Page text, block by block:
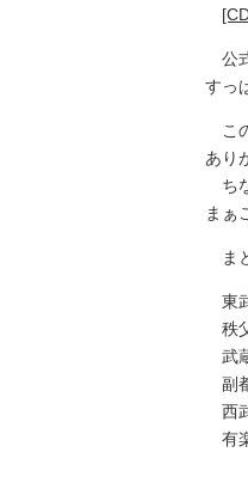
公
すっ
こ
あり
ち
まぁ
ま
東
秩
武
副
西
有